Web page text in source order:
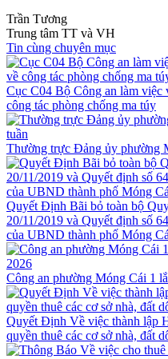
Trần Tương
Trung tâm TT và VH
Tin cùng chuyên mục
Cục C04 Bộ Công an làm
công tác phòng chống ma túy
Thường trực Đảng ủy phường
Quyết Định Bãi bỏ toàn bộ
20/11/2019 và Quyết định số
của UBND thành phố Móng
Công an phường Móng Cái 1
Quyết Định Về việc thành lập
quyền thuê các cơ sở nhà, đất